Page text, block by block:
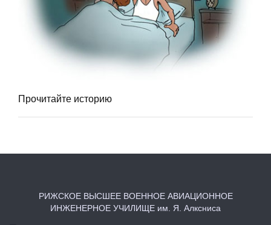
Прочитайте историю
РИЖСКОЕ ВЫСШЕЕ ВОЕННОЕ АВИАЦИОННОЕ
ИНЖЕНЕРНОЕ УЧИЛИЩЕ им. Я. Алксниса